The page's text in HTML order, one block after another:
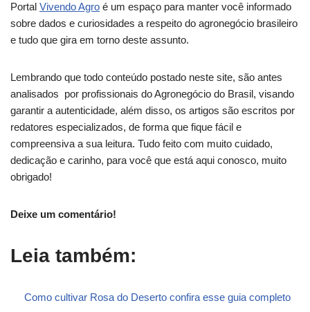
Portal Vivendo Agro é um espaço para manter você informado
sobre dados e curiosidades a respeito do agronegócio brasileiro
e tudo que gira em torno deste assunto.
Lembrando que todo conteúdo postado neste site, são antes
analisados por profissionais do Agronegócio do Brasil, visando
garantir a autenticidade, além disso, os artigos são escritos por
redatores especializados, de forma que fique fácil e
compreensiva a sua leitura. Tudo feito com muito cuidado,
dedicação e carinho, para você que está aqui conosco, muito
obrigado!
Deixe um comentário!
Leia também:
Como cultivar Rosa do Deserto confira esse guia completo